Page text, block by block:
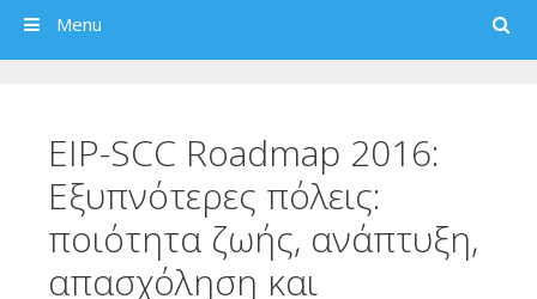
Search
Menu
EIP-SCC Roadmap 2016:
Εξυπνότερες πόλεις:
ποιότητα ζωής, ανάπτυξη,
απασχόληση και